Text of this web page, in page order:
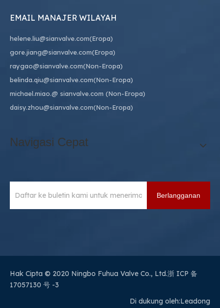
EMAIL MANAJER WILAYAH
helene.liu@sianvalve.com(Eropa)
gore.jiang@sianvalve.com(Eropa)
raygao@sianvalve.com(Non-Eropa)
belinda.qiu@sianvalve.com(Non-Eropa)
michael.miao.@ sianvalve.com (Non-Eropa)
daisy.zhou@sianvalve.com(Non-Eropa)
Navigasi Cepat
Berlangganan
Hak Cipta © 2020 Ningbo Fuhua Valve Co., Ltd.浙 ICP 备
17057130 号 -3
Di dukung oleh:Leadong